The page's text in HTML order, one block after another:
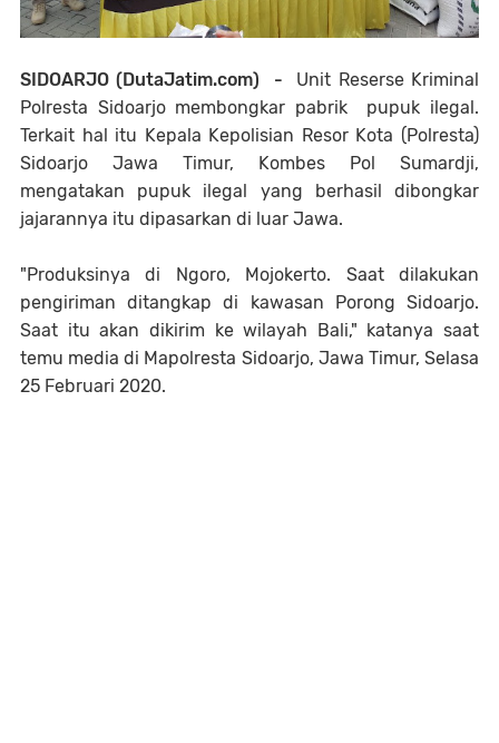
SIDOARJO (DutaJatim.com) - Unit Reserse Kriminal
Polresta Sidoarjo membongkar pabrik pupuk ilegal.
Terkait hal itu Kepala Kepolisian Resor Kota (Polresta)
Sidoarjo Jawa Timur, Kombes Pol Sumardji,
mengatakan pupuk ilegal yang berhasil dibongkar
jajarannya itu dipasarkan di luar Jawa.
"Produksinya di Ngoro, Mojokerto. Saat dilakukan
pengiriman ditangkap di kawasan Porong Sidoarjo.
Saat itu akan dikirim ke wilayah Bali," katanya saat
temu media di Mapolresta Sidoarjo, Jawa Timur, Selasa
25 Februari 2020.